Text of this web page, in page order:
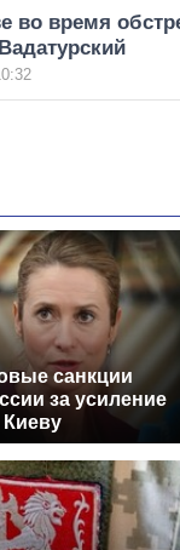
во время
санкции
за усиление